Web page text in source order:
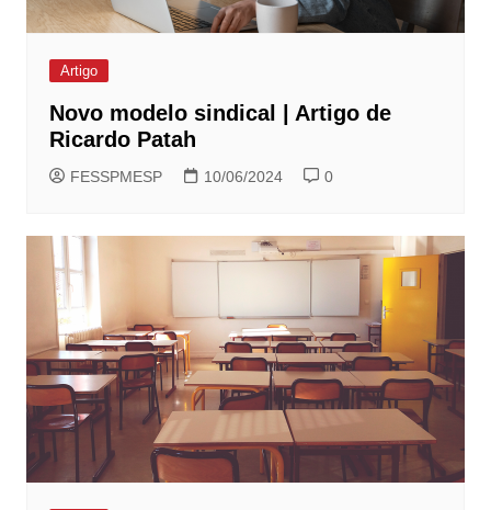
Artigo
Novo modelo sindical | Artigo de
Ricardo Patah
FESSPMESP 10/06/2024 0